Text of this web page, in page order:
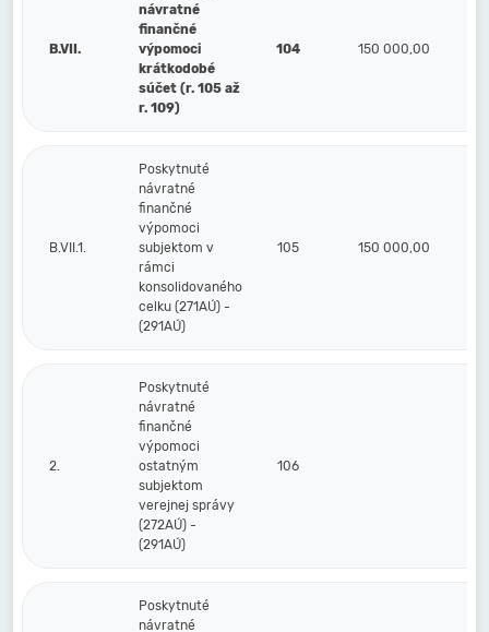
B.VII.
návratné
finančné
výpomoci
krátkodobé
súčet (r. 105 až
r. 109)
104 150 000,00
B.VII.1.
Poskytnuté
návratné
finančné
výpomoci
subjektom v
rámci
konsolidovaného
celku (271AÚ) -
(291AÚ)
105 150 000,00
2.
Poskytnuté
návratné
finančné
výpomoci
ostatným
subjektom
verejnej správy
(272AÚ) -
(291AÚ)
106
Poskytnuté
návratné